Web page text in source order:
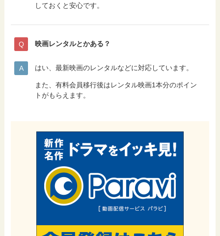
しておくと安心です。
映画レンタルとかある？
はい、最新映画のレンタルなどに対応しています。
また、有料会員移行後はレンタル映画1本分のポイン
トがもらえます。